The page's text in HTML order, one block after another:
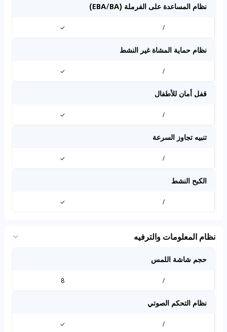
نظام المساعدة على الفرملة (EBA/BA)
/
✓
نظام حماية المشاة غير النشط
/
✓
قفل أمان للأطفال
/
✓
تنبيه تجاوز السرعة
/
✓
الكبح النشط
/
✓
نظام المعلومات والترفيه
حجم شاشة اللمس
/
8
نظام التحكم الصوتي
/
✓